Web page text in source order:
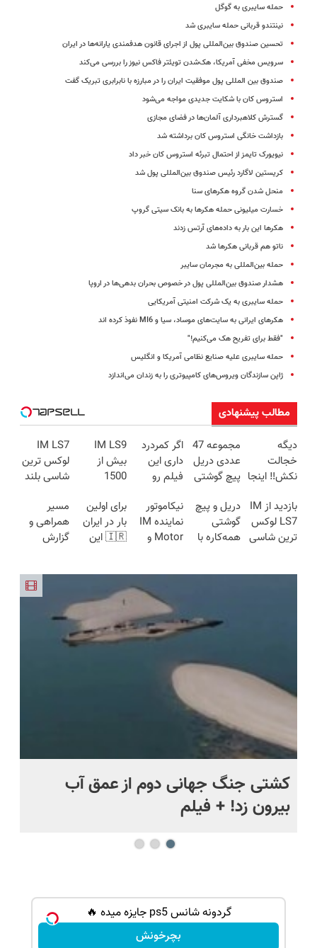
حمله سایبری به گوگل
نینتندو قربانی حمله سایبری شد
تحسین صندوق بین‌المللی پول از اجرای قانون هدفمندی یارانه‌ها در ایران
سرویس مخفی آمریکا، هک‌شدن تویئتر فاکس نیوز را بررسی می‌کند
صندوق بین المللی پول موفقیت ایران را در مبارزه با نابرابری تبریک گفت
استروس کان با شکایت جدیدی مواجه می‌شود
گسترش کلاهبرداری آلمان‌ها در فضای مجازی
بازداشت خانگی استروس کان برداشته شد
نیویورک تایمز از احتمال تبرئه استروس کان خبر داد
کریستین لاگارد رئیس صندوق‌ بین‌المللی پول شد
منحل شدن گروه هکرهای سنا
خسارت میلیونی حمله هکرها به بانک سیتی گروپ
هکرها این بار به داده‌های آرتس زدند
ناتو هم قربانی هکرها شد
حمله بین‌المللی به مجرمان سایبر
هشدار صندوق بین‌المللی پول در خصوص بحران بدهی‌ها در اروپا
حمله سایبری به یک شرکت امنیتی آمریکایی
هکرهای ایرانی به سایت‌های موساد، سیا و MI6 نفوذ کرده اند
"فقط برای تفریح هک می‌کنیم!"
حمله سایبری علیه صنایع نظامی آمریکا و انگلیس
ژاپن سازندگان ویروس‌های کامپیوتری را به زندان می‌اندازد
مطالب پیشنهادی
دیگه
خجالت
نکش‼️ اینجا
بکار
(تضمینی)
مجموعه 47
عددی دریل
پیچ گوشتی
(تخفیف به
مدت
محدود)
اگر کمردرد
داری این
فیلم رو
◗پرسش‌نامه
رو پر کن◖
IM LS9
بیش از
1500
با یکبار
شارژ
IM LS7
لوکس ترین
شاسی بلند
بازدید از IM
LS7 لوکس
ترین شاسی
دریل و پیچ
گوشتی
همه‌کاره با
نیکاموتور
نماینده IM
Motor و
برای اولین
بار در ایران
🇮🇷 این
ساخت!
مسیر
همراهی و
گزارش
کشتی‌ جنگ جهانی دوم از عمق آب
بیرون زد! + فیلم
گردونه شانس ps5 جایزه میده 🔥
بچرخونش